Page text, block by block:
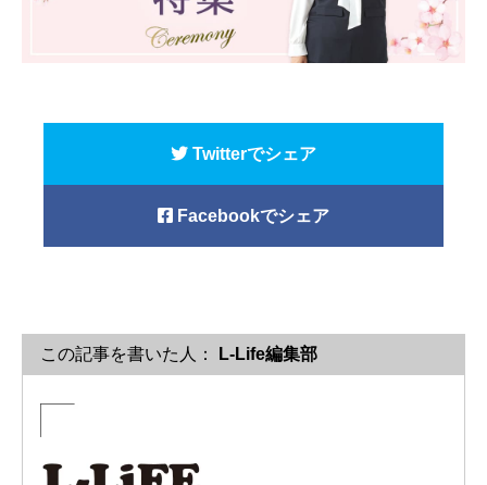
Twitterでシェア
Facebookでシェア
この記事を書いた人： L-Life編集部